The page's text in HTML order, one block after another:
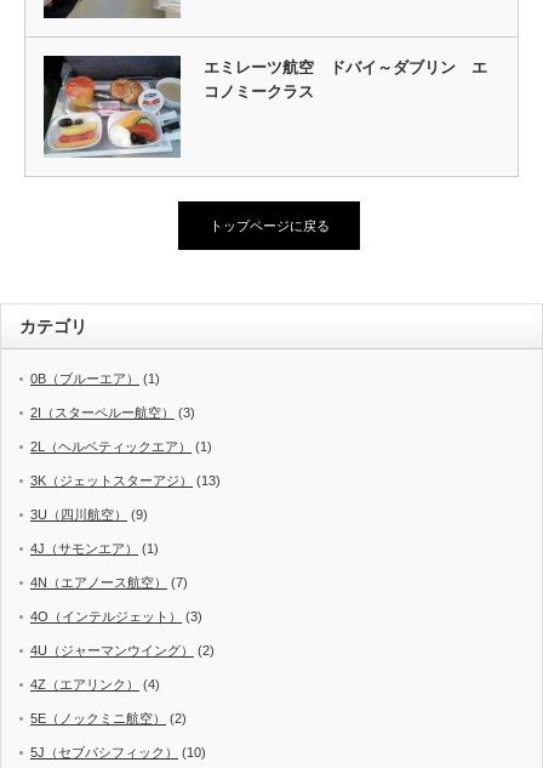
エミレーツ航空 ドバイ～ダブリン エ
コノミークラス
トップページに戻る
カテゴリ
0B（ブルーエア） (1)
2I（スターペルー航空） (3)
2L（ヘルベティックエア） (1)
3K（ジェットスターアジ） (13)
3U（四川航空） (9)
4J（サモンエア） (1)
4N（エアノース航空） (7)
4O（インテルジェット） (3)
4U（ジャーマンウイング） (2)
4Z（エアリンク） (4)
5E（ノックミニ航空） (2)
5J（セブパシフィック） (10)